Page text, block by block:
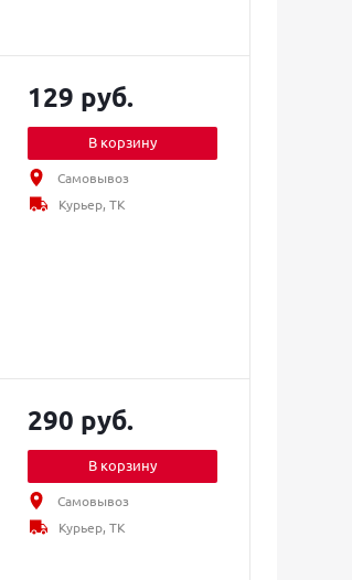
129 руб.
В корзину
Самовывоз
Курьер, ТК
290 руб.
В корзину
Самовывоз
Курьер, ТК